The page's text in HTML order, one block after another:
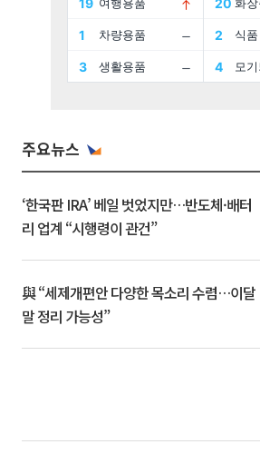
주요뉴스
‘한국판 IRA’ 베일 벗었지만…반도체·배터
리 업계 “시행령이 관건”
與 “세제개편안 다양한 목소리 수렴…이달
말 정리 가능성”